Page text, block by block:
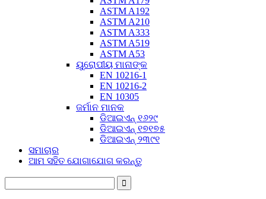
ASTM A192
ASTM A210
ASTM A333
ASTM A519
ASTM A53
ୟୁରୋପୀୟ ମାନାଙ୍କ
EN 10216-1
EN 10216-2
EN 10305
ଜର୍ମାନ ମାନକ
ଡିଆଇଏନ୍ ୧୬୨୯
ଡିଆଇଏନ୍ ୧୭୧୭୫
ଡିଆଇଏନ୍ ୨୩୯୧
ସମାଚାର
ଆମ ସହିତ ଯୋଗାଯୋଗ କରନ୍ତୁ